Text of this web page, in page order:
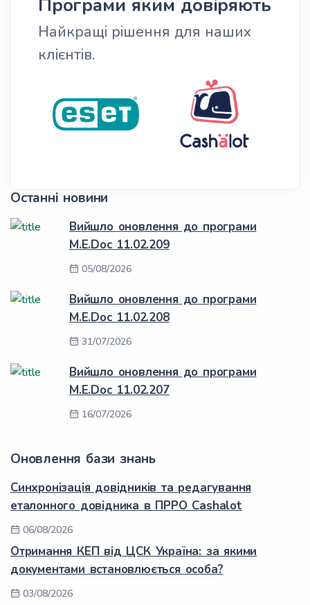
Програми яким довіряють
Найкращі рішення для наших
клієнтів.
Останні новини
Вийшло оновлення до програми
M.E.Doc 11.02.209
05/08/2026
Вийшло оновлення до програми
M.E.Doc 11.02.208
31/07/2026
Вийшло оновлення до програми
M.E.Doc 11.02.207
16/07/2026
Оновлення бази знань
Синхронізація довідників та редагування
еталонного довідника в ПРРО Cashalot
06/08/2026
Отримання КЕП від ЦСК Україна: за якими
документами встановлюється особа?
03/08/2026